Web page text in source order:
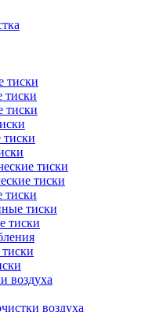
тиски
тиски
тиски
тиски
тиски
тиски
тиски
тиски
тиски
воздуха
воздуха